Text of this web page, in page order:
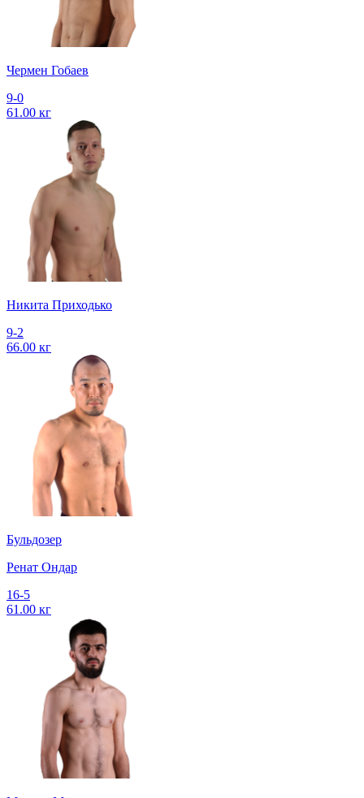
Чермен Гобаев
9-0
61.00 кг
Никита Приходько
9-2
66.00 кг
Бульдозер
Ренат Ондар
16-5
61.00 кг